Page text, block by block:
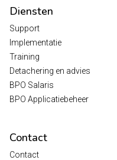
Diensten
Support
Implementatie
Training
Detachering en advies
BPO Salaris
BPO Applicatiebeheer
Contact
Contact